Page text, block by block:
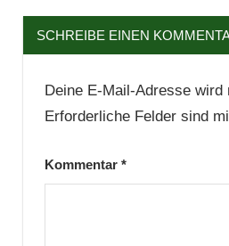
SCHREIBE EINEN
Deine E-Mail-Adresse
Erforderliche Felder sind
Kommentar *